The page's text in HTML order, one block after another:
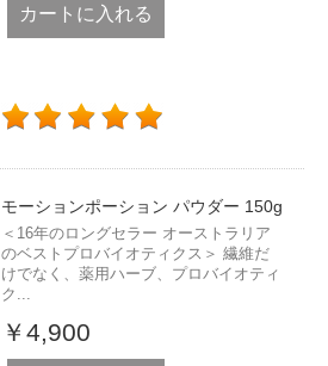
カートに入れる
モーションポーション パウダー 150g
＜16年のロングセラー オーストラリア
のベストプロバイオティクス＞ 繊維だ
けでなく、薬用ハーブ、プロバイオティ
ク...
￥4,900